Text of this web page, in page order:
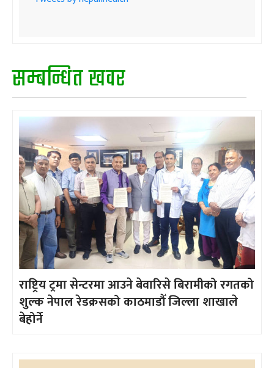
सम्बन्धित खवर
राष्ट्रिय ट्रमा सेन्टरमा आउने बेवारिसे बिरामीको रगतको
शुल्क नेपाल रेडक्रसको काठमाडौँ जिल्ला शाखाले
बेहोर्ने